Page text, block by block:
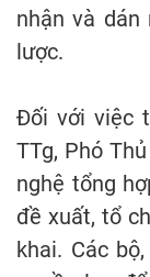
nhận và dán
lược.
Đối với việc
TTg, Phó
nghệ tổng
đề xuất, tổ
khai. Các